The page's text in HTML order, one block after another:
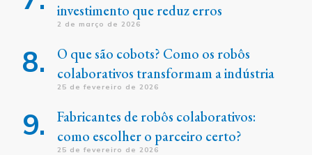
investimento que reduz erros
2 de março de 2026
O que são cobots? Como os robôs
colaborativos transformam a indústria
25 de fevereiro de 2026
Fabricantes de robôs colaborativos:
como escolher o parceiro certo?
25 de fevereiro de 2026